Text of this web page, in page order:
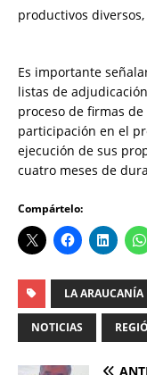
productivos
Es importante
listas de
proceso de firmas
participación en el
ejecución de sus
cuatro meses de
Compártelo:
LA ARAUCANÍA
NOTICIAS